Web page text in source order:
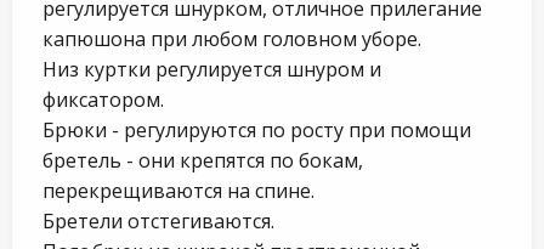
регулируется шнурком, отличное прилегание
капюшона при любом головном уборе.
Низ куртки регулируется шнуром и
фиксатором.
Брюки - регулируются по росту при помощи
бретель - они крепятся по бокам,
перекрещиваются на спине.
Бретели отстегиваются.